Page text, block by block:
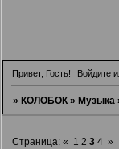
Привет, Гость! Войдите
» КОЛОБОК » Музыка
Страница: « 1 2 3 4 »